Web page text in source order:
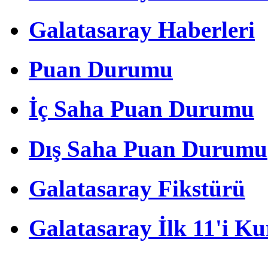
Galatasaray Haberleri
Puan Durumu
İç Saha Puan Durumu
Dış Saha Puan Durumu
Galatasaray Fikstürü
Galatasaray İlk 11'i